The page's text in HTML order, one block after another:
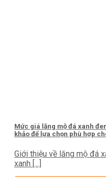
Mức giá lăng mộ đá xanh
khảo để lựa chọn phù hợp
Giới thiệu về lăng mộ đá
xanh [...]